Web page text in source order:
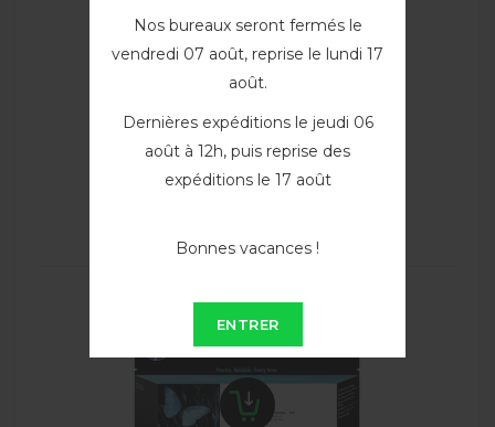
Nos bureaux seront fermés le
vendredi 07 août, reprise le lundi 17
août.
Dernières expéditions le jeudi 06
août à 12h, puis reprise des
expéditions le 17 août
Bonnes vacances !
ENTRER
Cartouche d'encre Noir mat...
F9J99A
119,90 €
VOIR